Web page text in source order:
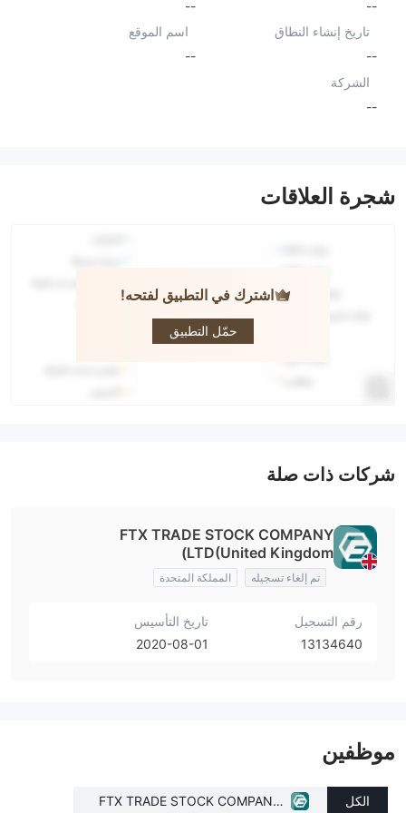
--
--
تاريخ إنشاء النطاق
--
اسم الموقع
--
الشركة
--
شجرة العلاقات
اشترك في التطبيق لفتحه!
حمّل التطبيق
شركات ذات صلة
FTX TRADE STOCK COMPANY
LTD(United Kingdom)
تم إلغاء تسجيله المملكة المتحدة
رقم التسجيل
13134640
تاريخ التأسيس
2020-08-01
موظفين
الكل FTX TRADE STOCK COMPANY L